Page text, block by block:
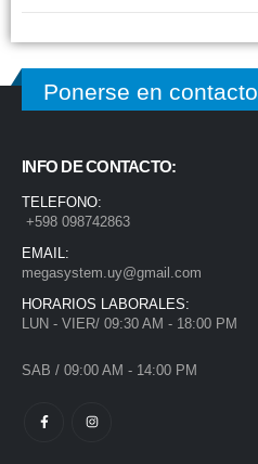
Ponerse en contacto
INFO DE CONTACTO:
TELEFONO:
+598 098742863
EMAIL:
megasystem.uy@gmail.com
HORARIOS LABORALES:
LUN - VIER/ 09:30 AM - 18:00 PM
SAB / 09:00 AM - 14:00 PM